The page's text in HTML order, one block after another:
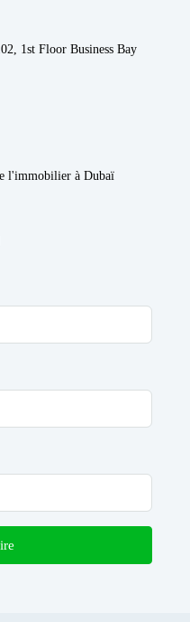
1st Floor Business Bay
l'immobilier à Dubaï